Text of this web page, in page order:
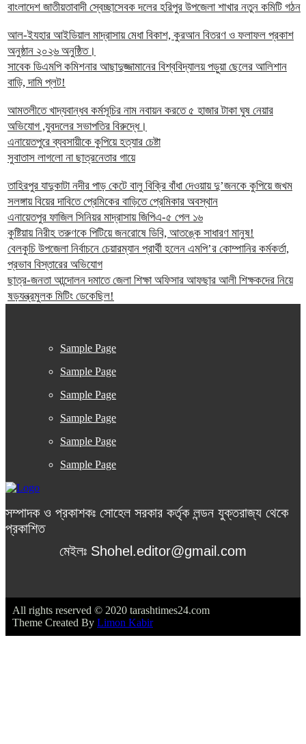
বাংলাদেশ জাতীয়তাবাদী স্বেচ্ছাসেবক দলের হরিপুর উপজেলা শাখার নতুন কমিটি গঠন
আল-ইযহার আইডিয়াল মাদ্রাসায় মেধা বিকাশ, কুরআন বিতরণ ও ফলাফল প্রকাশ
অনুষ্ঠান ২০২৬ অনুষ্ঠিত।
সাবেক ডিএমপি কমিশনার আছাদুজ্জামানের বিশ্ববিদ্যালয় পড়ুয়া ছেলের আলিশান
বাড়ি, দামি প্লট!
আমতলীতে খাদ্যবান্ধব কর্মসূচির নাম নবায়ন করতে ৫ হাজার টাকা ঘুষ নেয়ার
অভিযোগ ,যুবদলের সভাপতির বিরুদ্ধে।
এনায়েতপুরে ব্যবসায়ীকে কুপিয়ে হত্যার চেষ্টা
সুবাতাস লাগলো না ছাত্রনেতার গায়ে
তাহিরপুর যাদুকাটা নদীর পাড় কেটে বালু বিক্রি বাঁধা দেওয়ায় দু’জনকে কুপিয়ে জখম
সলঙ্গায় বিয়ের দাবিতে প্রেমিকের বাড়িতে প্রেমিকার অবস্থান
এনায়েতপুর ফাজিল সিনিয়র মাদ্রাসায় জিপিএ-৫ পেল ১৬
কুষ্টিয়ায় নিরীহ তরুণকে পিটিয়ে জনরোষে ডিবি, আতঙ্কে সাধারণ মানুষ!
বেলকুচি উপজেলা নির্বাচনে চেয়ারম্যান প্রার্থী হলেন এমপি’র কোম্পানির কর্মকর্তা,
প্রভাব বিস্তারের অভিযোগ
ছাত্র-জনতা আন্দোলন দমাতে জেলা শিক্ষা অফিসার আফছার আলী শিক্ষকদের নিয়ে
ষড়যন্ত্রমুলক মিটিং ডেকেছিল!
Sample Page
Sample Page
Sample Page
Sample Page
Sample Page
Sample Page
সম্পাদক ও প্রকাশকঃ সোহেল সরকার কর্তৃক লন্ডন যুক্তরাজ্য থেকে
প্রকাশিত
মেইলঃ Shohel.editor@gmail.com
All rights reserved © 2020 tarashtimes24.com
Theme Created By Limon Kabir